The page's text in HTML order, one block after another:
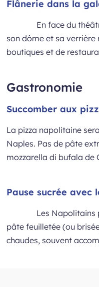
Flânerie dans la
En face du
son dôme et sa
boutiques et de
Gastronomie
Succomber aux
La pizza napolitaine
Naples. Pas de pâte
mozzarella di bufala de
Pause sucrée avec
Les Napolitains
pâte feuilletée (ou
chaudes, souvent